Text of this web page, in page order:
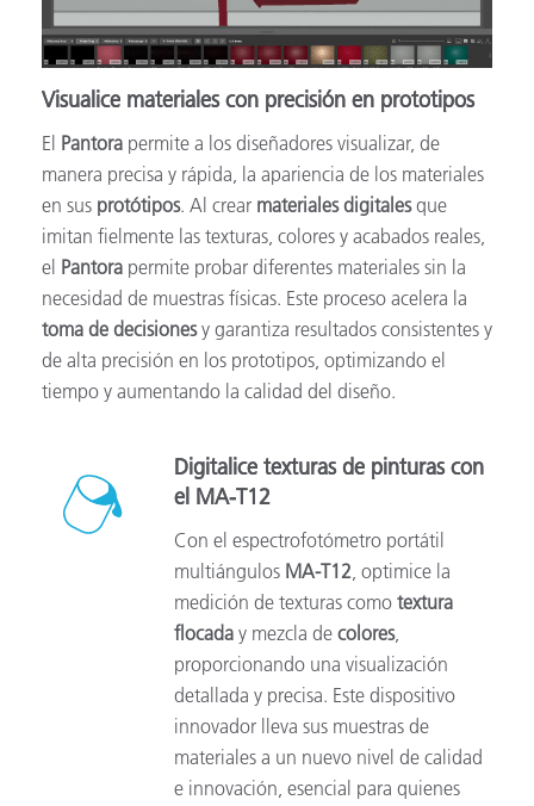
Visualice materiales con precisión en prototipos
El Pantora permite a los diseñadores visualizar, de
manera precisa y rápida, la apariencia de los materiales
en sus protótipos. Al crear materiales digitalesque
imitan fielmente las texturas, colores y acabados reales,
el Pantora permite probar diferentes materiales sin la
necesidad de muestras físicas. Este proceso acelera la
toma de decisionesy garantiza resultados consistentes y
de alta precisión en los prototipos, optimizando el
tiempo y aumentando la calidad del diseño.
Digitalice texturas de pinturas con
el MA-T12
Con el espectrofotómetro portátil
multiángulos MA-T12, optimice la
medición de texturas comotextura
flocada y mezcla decolores,
proporcionando una visualización
detallada y precisa. Este dispositivo
innovador lleva sus muestras de
materiales a un nuevo nivel de calidad
e innovación, esencial para quienes